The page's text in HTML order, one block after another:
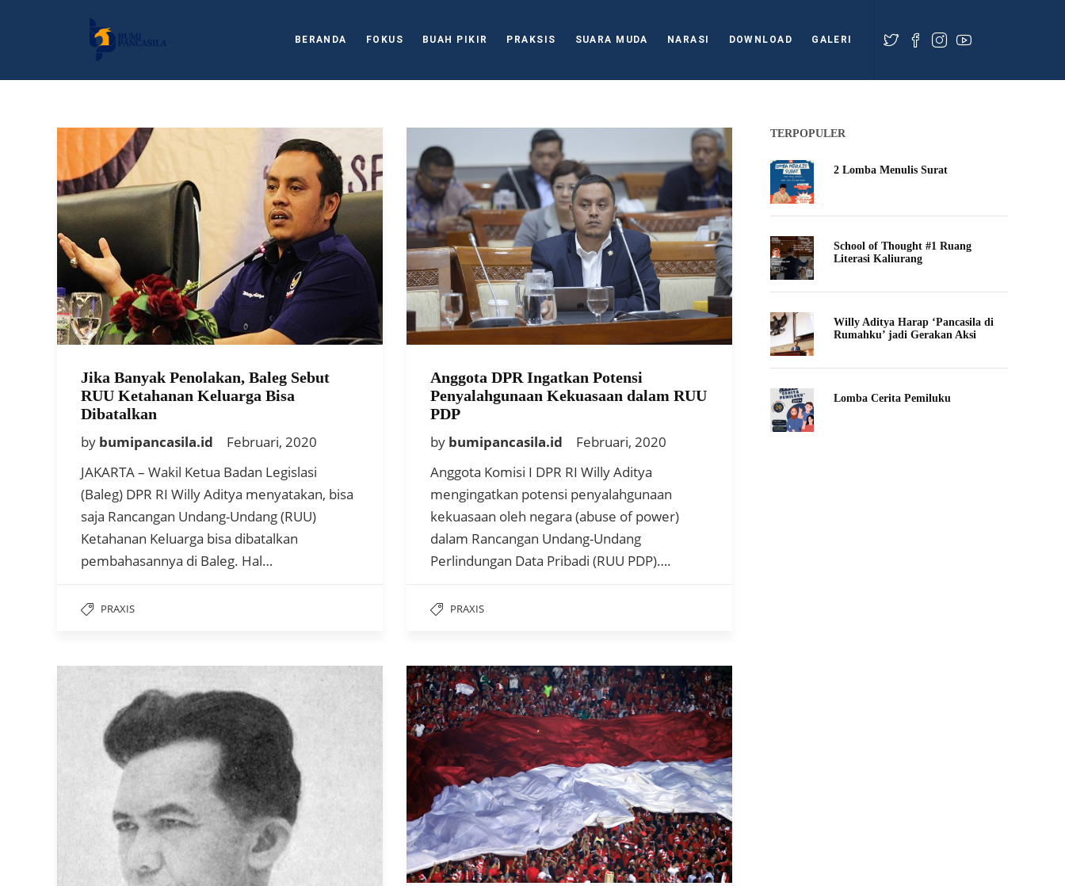
BERANDA FOKUS BUAH PIKIR PRAKSIS SUARA MUDA NARASI DOWNLOAD GALERI
Jika Banyak Penolakan, Baleg Sebut
RUU Ketahanan Keluarga Bisa
Dibatalkan
by bumipancasila.id
Februari, 2020
JAKARTA – Wakil Ketua Badan Legislasi
(Baleg) DPR RI Willy Aditya menyatakan, bisa
saja Rancangan Undang-Undang (RUU)
Ketahanan Keluarga bisa dibatalkan
pembahasannya di Baleg. Hal…
PRAXIS
Anggota DPR Ingatkan Potensi
Penyalahgunaan Kekuasaan dalam RUU
PDP
by bumipancasila.id
Februari, 2020
Anggota Komisi I DPR RI Willy Aditya
mengingatkan potensi penyalahgunaan
kekuasaan oleh negara (abuse of power)
dalam Rancangan Undang-Undang
Perlindungan Data Pribadi (RUU PDP)….
PRAXIS
TERPOPULER
2 Lomba Menulis Surat
School of Thought #1 Ruang
Literasi Kaliurang
Willy Aditya Harap ‘Pancasila di
Rumahku’ jadi Gerakan Aksi
Lomba Cerita Pemiluku